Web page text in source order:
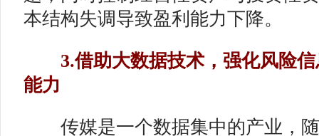
本结构失调导致盈利能力下降。
3.借助大数据技术，强化风险信
能力
传媒是一个数据集中的产业，随